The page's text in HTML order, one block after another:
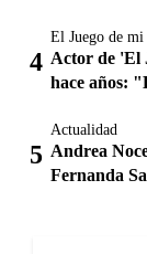
El Juego de
Actor de 'El
hace años:
Actualidad
Andrea
Fernanda